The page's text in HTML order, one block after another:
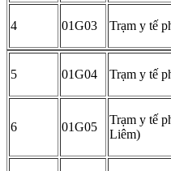
4 01G03 Trạm y tế
5 01G04 Trạm y tế
6 01G05
Trạm y tế
Liêm)